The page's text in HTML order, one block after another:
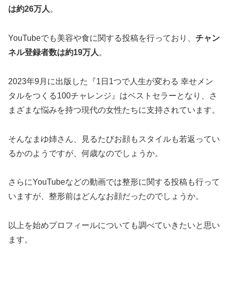
は約26万人 。
YouTubeでも美容や食に関する投稿を行っており、 チャン
ネル登録者数は約19万人 。
2023年9月に出版した『1日1つで人生が変わる 幸せメン
タルをつくる100チャレンジ』はベストセラーとなり、さ
まざまな悩みを持つ現代の女性たちに支持されています。
そんなまゆ姉さん、見るたびお顔もスタイルも若返ってい
るかのようですが、何歳なのでしょうか。
さらにYouTubeなどの動画では整形に関する投稿も行って
いますが、整形前はどんなお顔だったのでしょうか。
以上を始めプロフィールについても調べていきたいと思い
ます。